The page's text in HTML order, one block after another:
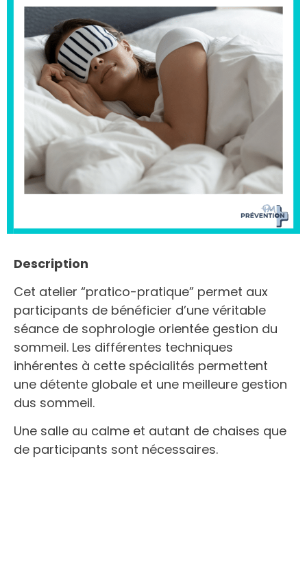
Description
Cet atelier “pratico-pratique” permet aux
participants de bénéficier d’une véritable
séance de sophrologie orientée gestion du
sommeil. Les différentes techniques
inhérentes à cette spécialités permettent
une détente globale et une meilleure gestion
dus sommeil.
Une salle au calme et autant de chaises que
de participants sont nécessaires.